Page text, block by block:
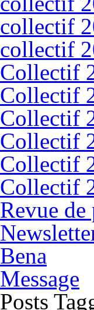
collectif
collectif
Collectif
Collectif
Collectif
Collectif
Collectif
Collectif
Revue de
Bena
Message
Posts